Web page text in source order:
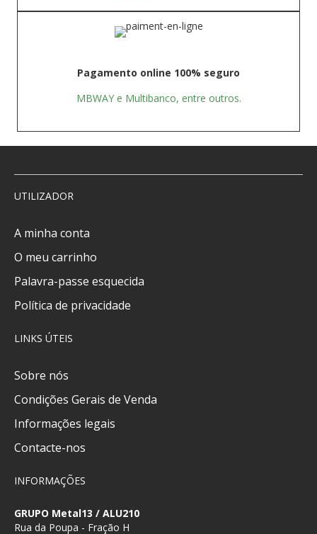
Pagamento online 100% seguro
MBWAY e Multibanco, entre outros.
UTILIZADOR
A minha conta
O meu carrinho
Palavra-passe esquecida
Política de privacidade
LINKS ÚTEIS
Sobre nós
Condições Gerais de Venda
Informações legais
Contacte-nos
INFORMAÇÕES
GRUPO Metal13 / ALU210
Rua da Poupa - Fração H